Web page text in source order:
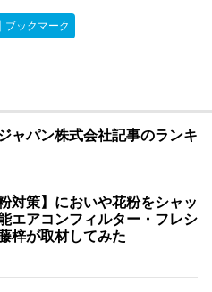
ブックマーク
ャパン株式会社記事のランキ
対策】においや花粉をシャッ
エアコンフィルター・フレシ
梓が取材してみた